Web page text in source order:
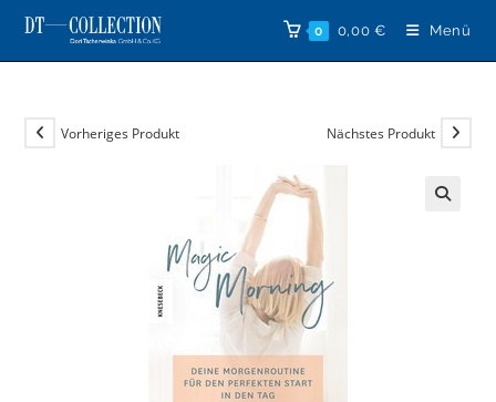
Zum
Inhalt
springen
0 0,00 € Menü
Vorheriges Produkt Nächstes Produkt